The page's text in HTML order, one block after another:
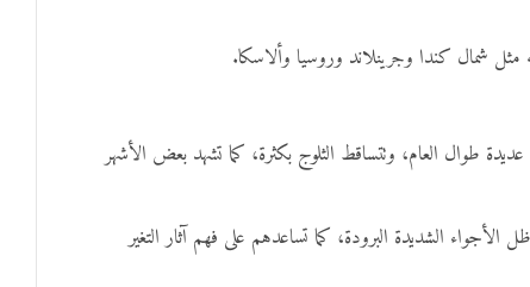
مثل شمال كندا وجرينلاند وروسيا وألاسكا.
طوال العام، وتتساقط الثلوج بكثرة، كما تشهد بعض الأشهر
الشديدة البرودة، كما تساعدهم على فهم آثار التغير